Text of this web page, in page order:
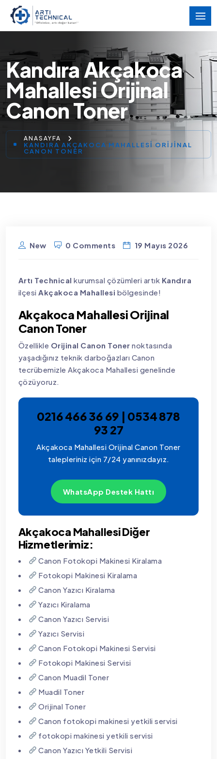
Kandıra Akçakoca
Mahallesi Orijinal
Canon Toner
ANASAYFA
KANDIRA AKÇAKOCA MAHALLESI ORIJINAL
CANON TONER
New 0 Comments 19 Mayıs 2026
Artı Technical kurumsal çözümleri artık Kandıra
ilçesiAkçakoca Mahallesi bölgesinde!
Akçakoca Mahallesi Orijinal
Canon Toner
Özellikle Orijinal Canon Toner noktasında
yaşadığınız teknik darboğazları Canon
tecrübemizle Akçakoca Mahallesi genelinde
çözüyoruz.
0216 466 36 69 | 0534 878
93 27
Akçakoca Mahallesi Orijinal Canon Toner
talepleriniz için 7/24 yanınızdayız.
WhatsApp Destek Hattı
Akçakoca Mahallesi Diğer
Hizmetlerimiz:
Canon Fotokopi Makinesi Kiralama
Fotokopi Makinesi Kiralama
Canon Yazıcı Kiralama
Yazıcı Kiralama
Canon Yazıcı Servisi
Yazıcı Servisi
Canon Fotokopi Makinesi Servisi
Fotokopi Makinesi Servisi
Canon Muadil Toner
Muadil Toner
Orijinal Toner
Canon fotokopi makinesi yetkili servisi
fotokopi makinesi yetkili servisi
Canon Yazıcı Yetkili Servisi